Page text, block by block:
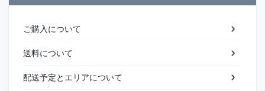
ご購入について
送料について
配送予定とエリアについて